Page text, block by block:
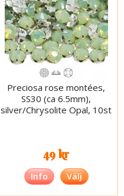
Preciosa rose montées,
SS30 (ca 6.5mm),
silver/Chrysolite Opal, 10st
49 kr
Info Välj